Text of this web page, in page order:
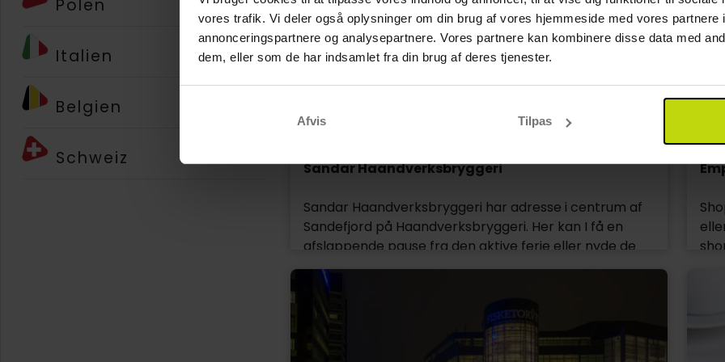
vores trafik. Vi deler også oplysninger om din brug af vores hjemmeside med vores partnere
annonceringspartnere og analysepartnere. Vores partnere kan kombinere disse data med
dem, eller som de har indsamlet fra din brug af deres tjenester.
Afvis Tilpas
Polen
Italien
Belgien
Schweiz Sandar Haandverksbryggeri
Sandar Haandverksbryggeri har adresse i centrum af
Sandefjord på Haandverksbryggeri. Her kan I få en
afslappende pause fra den aktive ferie eller nyde de
lange norske sommernætter i romantisk selskab.
Mikrobryggeriet har servering midt i byen, og er et
for 10 forskellige slags fadøl, som indehaverne kan stolt
give jer en præsentation af. Ud over deres lokale øl,